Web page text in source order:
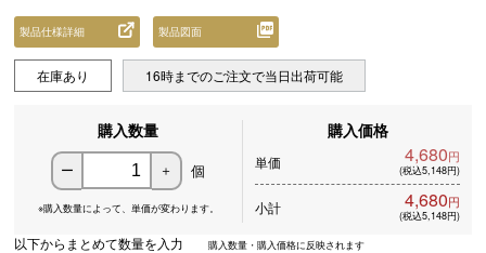
製品仕様詳細 製品図面
在庫あり 16時までのご注文で当日出荷可能
購入数量
ー ＋ 個
※購入数量によって、 単価が変わります。
購入価格
単価 4,680円
(税込5,148円)
小計 4,680円
(税込5,148円)
以下からまとめて数量を入力 購入数量・購入価格に反映されます